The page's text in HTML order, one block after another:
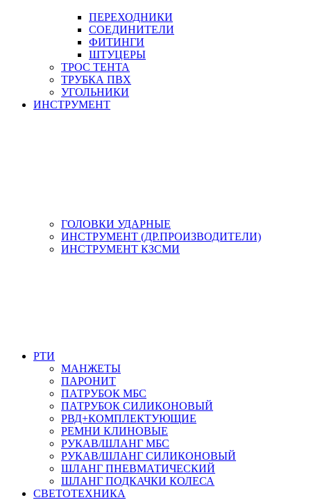
ПЕРЕХОДНИКИ
СОЕДИНИТЕЛИ
ФИТИНГИ
ШТУЦЕРЫ
ТРОС ТЕНТА
ТРУБКА ПВХ
УГОЛЬНИКИ
ИНСТРУМЕНТ
ГОЛОВКИ УДАРНЫЕ
ИНСТРУМЕНТ (ДР.ПРОИЗВОДИТЕЛИ)
ИНСТРУМЕНТ КЗСМИ
РТИ
МАНЖЕТЫ
ПАРОНИТ
ПАТРУБОК МБС
ПАТРУБОК СИЛИКОНОВЫЙ
РВД+КОМПЛЕКТУЮЩИЕ
РЕМНИ КЛИНОВЫЕ
РУКАВ/ШЛАНГ МБС
РУКАВ/ШЛАНГ СИЛИКОНОВЫЙ
ШЛАНГ ПНЕВМАТИЧЕСКИЙ
ШЛАНГ ПОДКАЧКИ КОЛЕСА
СВЕТОТЕХНИКА